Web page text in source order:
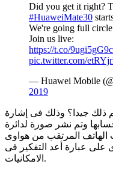
Did you get it right?
#HuaweiMate30
We're going full
Join us live:
https://t.co/
pic.twitter.com/
— Huawei Mobile
2019
ذلك جيدا؟ وذلك فى إشارة
وتم نشر صورة لدائرة
الهاتف المرتقب من هواوى
على عبارة أعد التفكير فى
الامكانيات.